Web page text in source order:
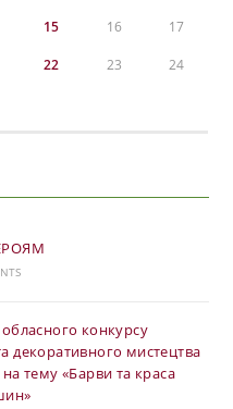
15 16 17
22 23 24
конкурсу
декоративного мистецтва
тему «Барви та краса